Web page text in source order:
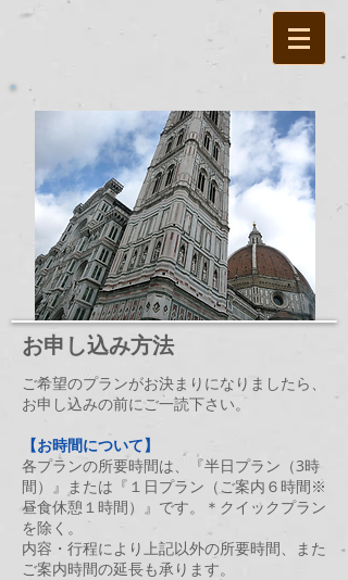
お申し込み方法
ご希望のプランがお決まりになりましたら、
お申し込みの前にご一読下さい。
【お時間について】
各プランの所要時間は、
『半日プラン（3時
間）』または『１ 日プラン（ご案内６ 時間※
昼食休憩１時間）』です。＊クイックプラン
を除く。
内容・行程により上記以外の所要時間、また
ご案内時間の延長も承ります。